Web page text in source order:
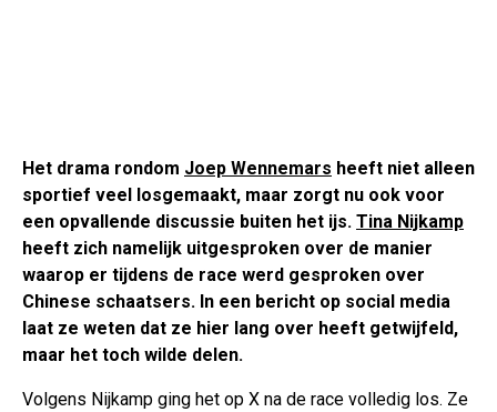
Het drama rondom Joep Wennemars heeft niet alleen
sportief veel losgemaakt, maar zorgt nu ook voor
een opvallende discussie buiten het ijs. Tina Nijkamp
heeft zich namelijk uitgesproken over de manier
waarop er tijdens de race werd gesproken over
Chinese schaatsers. In een bericht op social media
laat ze weten dat ze hier lang over heeft getwijfeld,
maar het toch wilde delen.
Volgens Nijkamp ging het op X na de race volledig los. Ze